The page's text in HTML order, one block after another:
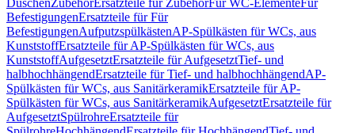
DuschenZubehörErsatzteile für ZubehörFür WC-ElementeFür
BefestigungenErsatzteile für Für
BefestigungenAufputzspülkästenAP-Spülkästen für WCs, aus
KunststoffErsatzteile für AP-Spülkästen für WCs, aus
KunststoffAufgesetztErsatzteile für AufgesetztTief- und
halbhochhängendErsatzteile für Tief- und halbhochhängendAP-
Spülkästen für WCs, aus SanitärkeramikErsatzteile für AP-
Spülkästen für WCs, aus SanitärkeramikAufgesetztErsatzteile für
AufgesetztSpülrohreErsatzteile für